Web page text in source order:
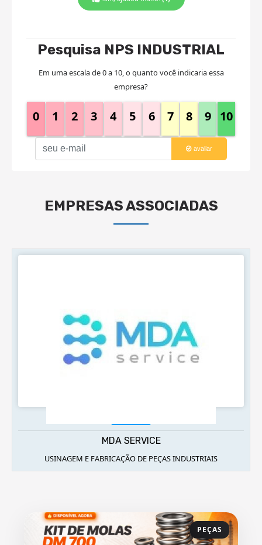
Pesquisa NPS INDUSTRIAL
Em uma escala de 0 a 10, o quanto você indicaria essa
empresa?
0 1 2 3 4 5 6 7 8 9 10
avaliar
EMPRESAS ASSOCIADAS
IC ISOLAMENTOS
ISOLAMENTOS TÉRMICOS, VENDAS E LOCAÇAO DE MAQUINAS E
PEÇAS